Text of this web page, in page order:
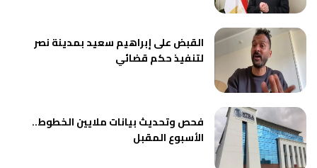
القبض على إبراهيم سعيد بمدينة نصر
لتنفيذ حكم قضائي
فحص وتحديث بيانات ملايين الخطوط..
الأسبوع المقبل